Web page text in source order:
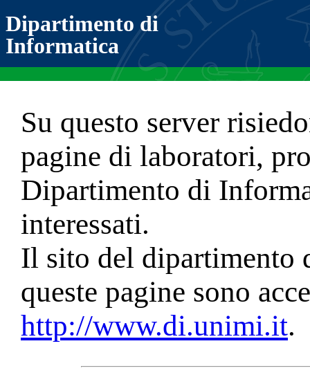
Dipartimento di
Informatica
Su questo server
pagine di laboratori,
Dipartimento di
interessati.
Il sito del dipartimento
queste pagine sono
http://www.di.unimi.it.